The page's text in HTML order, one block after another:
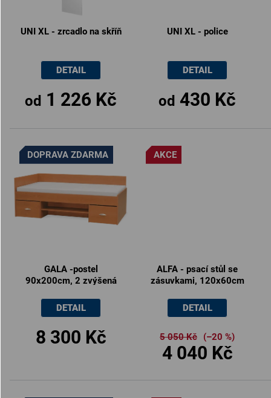
UNI XL - zrcadlo na skříň
od 1 226 Kč
DETAIL
UNI XL - police
od 430 Kč
DETAIL
DOPRAVA ZDARMA
GALA -postel
90x200cm, 2 zvýšená
8 300 Kč
DETAIL
AKCE
ALFA - psací stůl se
zásuvkami, 120x60cm
4 040 Kč
5 050 Kč (–20 %)
DETAIL